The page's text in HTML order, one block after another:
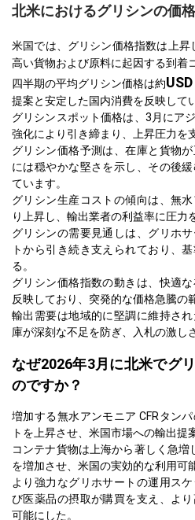
北米におけるグリシンの価格
米国では、グリシン価格指数は上昇
高い貨物および原料に起因する到着
四半期の平均グリシン価格は約
提案と安定した国内消費を反映して
グリシンスポット価格は、3月にア
強化により引き締まり、上昇圧力を
グリシン価格予測は、在庫と貨物
には穏やかな堅さを示し、その後
ています。
グリシン生産コストの傾向は、無
り上昇し、輸出業者の利益率に圧力
グリシンの需要見通しは、グリホ
トから引き続き支えられており、
る。
グリシン価格指数の動きは、快適
反映しており、突発的な価格急騰の
輸出需要は地域的に堅調に維持さ
庫が深刻な不足を防ぎ、入札の激し
なぜ2026年3月に北米でグ
のですか？
増加する無水アンモニア CFRタン
トを上昇させ、米国市場への輸出提
コンテナ貨物は上海から著しく急増
を増加させ、米国の実効的な利用可
より強力なグリホサートの運用ス
び医薬品の摂取が購買を支え、よ
可能にした。